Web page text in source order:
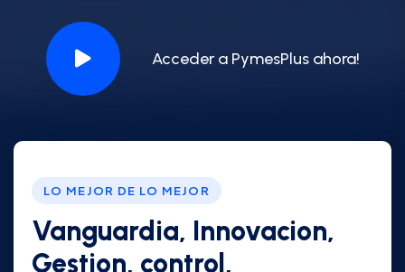
Acceder a PymesPlus ahora!
LO MEJOR DE LO MEJOR
Vanguardia, Innovacion,
Gestion, control,